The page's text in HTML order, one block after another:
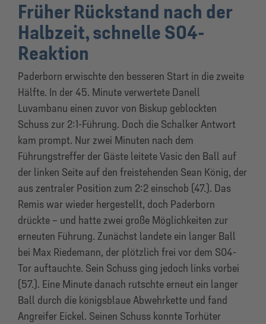
Früher Rückstand nach der
Halbzeit, schnelle S04-
Reaktion
Paderborn erwischte den besseren Start in die zweite
Hälfte. In der 45. Minute verwertete Danell
Luvambanu einen zuvor von Biskup geblockten
Schuss zur 2:1-Führung. Doch die Schalker Antwort
kam prompt. Nur zwei Minuten nach dem
Führungstreffer der Gäste leitete Vasic den Ball auf
der linken Seite auf den freistehenden Sean König, der
aus zentraler Position zum 2:2 einschob (47.). Das
Remis war wieder hergestellt, doch Paderborn
drückte – und hatte zwei große Möglichkeiten zur
erneuten Führung. Zunächst landete ein langer Ball
bei Max Riedemann, der plötzlich frei vor dem S04-
Tor auftauchte. Sein Schuss ging jedoch links vorbei
(57.). Eine Minute danach rutschte erneut ein langer
Ball durch die königsblaue Abwehrkette und fand
Angreifer Eickel. Seinen Schuss konnte Torhüter